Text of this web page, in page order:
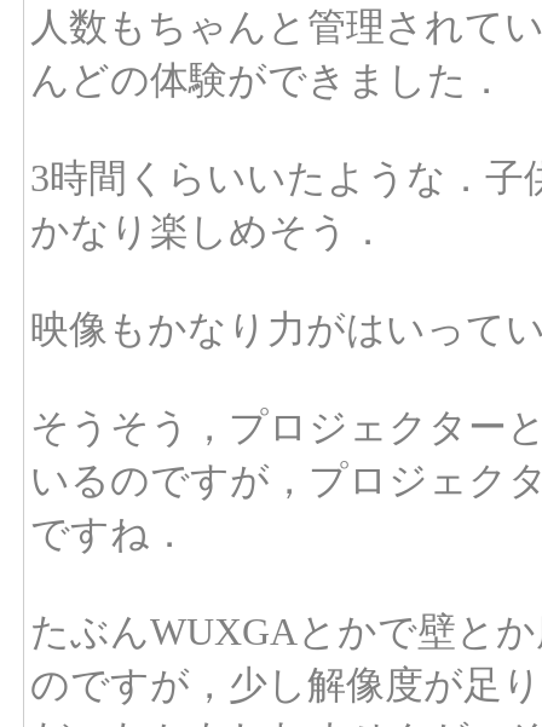
人数もちゃんと管理されて
んどの体験ができました．
3時間くらいいたような．
かなり楽しめそう．
映像もかなり力がはいって
そうそう，プロジェクター
いるのですが，プロジェク
ですね．
たぶんWUXGAとかで壁と
のですが，少し解像度が足